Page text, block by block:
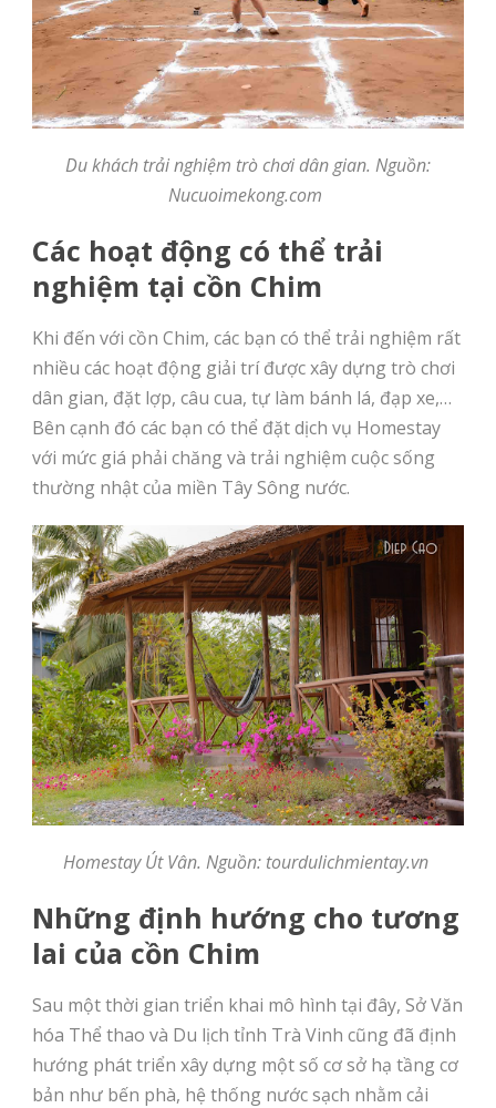
Du khách trải nghiệm trò chơi dân gian. Nguồn:
Nucuoimekong.com
Các hoạt động có thể trải
nghiệm tại cồn Chim
Khi đến với cồn Chim, các bạn có thể trải nghiệm rất
nhiều các hoạt động giải trí được xây dựng trò chơi
dân gian, đặt lợp, câu cua, tự làm bánh lá, đạp xe,…
Bên cạnh đó các bạn có thể đặt dịch vụ Homestay
với mức giá phải chăng và trải nghiệm cuộc sống
thường nhật của miền Tây Sông nước.
Homestay Út Vân. Nguồn: tourdulichmientay.vn
Những định hướng cho tương
lai của cồn Chim
Sau một thời gian triển khai mô hình tại đây, Sở Văn
hóa Thể thao và Du lịch tỉnh Trà Vinh cũng đã định
hướng phát triển xây dựng một số cơ sở hạ tầng cơ
bản như bến phà, hệ thống nước sạch nhằm cải